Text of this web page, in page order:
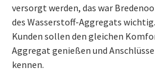
versorgt werden, das war
des Wasserstoff-Aggregats
Kunden sollen den gleichen
Aggregat genießen und
kennen.